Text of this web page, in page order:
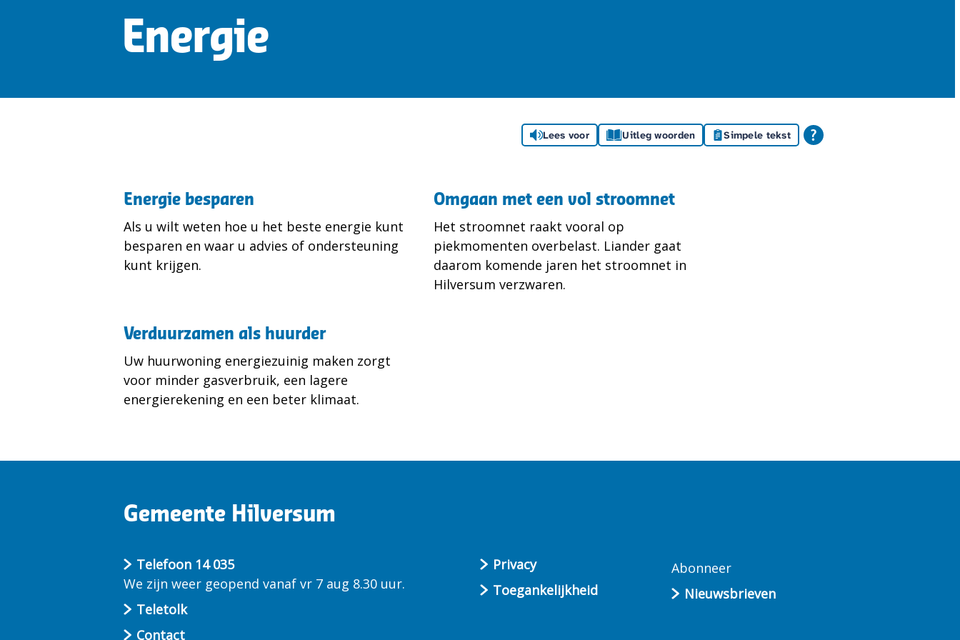
Energie
Lees voor Uitleg woorden Simpele tekst
Energie besparen
Als u wilt weten hoe u het beste energie kunt
besparen en waar u advies of ondersteuning
kunt krijgen.
Omgaan met een vol stroomnet
Het stroomnet raakt vooral op
piekmomenten overbelast. Liander gaat
daarom komende jaren het stroomnet in
Hilversum verzwaren.
Verduurzamen als huurder
Uw huurwoning energiezuinig maken zorgt
voor minder gasverbruik, een lagere
energierekening en een beter klimaat.
Gemeente Hilversum
Telefoon 14 035
We zijn weer geopend vanaf vr 7 aug 8.30 uur.
Teletolk
Contact
Privacy
Toegankelijkheid
Abonneer
Nieuwsbrieven